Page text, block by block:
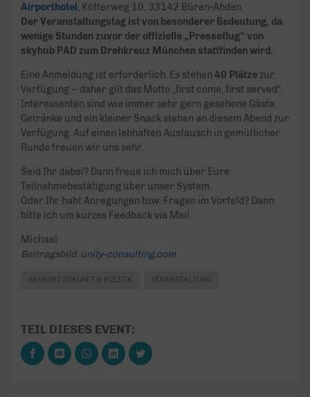
Airporthotel , Kötterweg 10, 33142 Büren-Ahden.
Der Veranstaltungstag ist von besonderer Bedeutung, da
wenige Stunden zuvor der offizielle „Presseflug“ von
skyhub PAD zum Drehkreuz München stattfinden wird.
Eine Anmeldung ist erforderlich. Es stehen 40 Plätze zur
Verfügung – daher gilt das Motto „first come, first served“.
Interessenten sind wie immer sehr gern gesehene Gäste.
Getränke und ein kleiner Snack stehen an diesem Abend zur
Verfügung. Auf einen lebhaften Austausch in gemütlicher
Runde freuen wir uns sehr.
Seid Ihr dabei? Dann freue ich mich über Eure
Teilnahmebestätigung über unser System.
Oder Ihr habt Anregungen bzw. Fragen im Vorfeld? Dann
bitte ich um kurzes Feedback via Mail.
Michael
Beitragsbild:unity-consulting.com
RESSORT ZUKUNFT & POLITIK VERANSTALTUNG
TEIL DIESES EVENT: